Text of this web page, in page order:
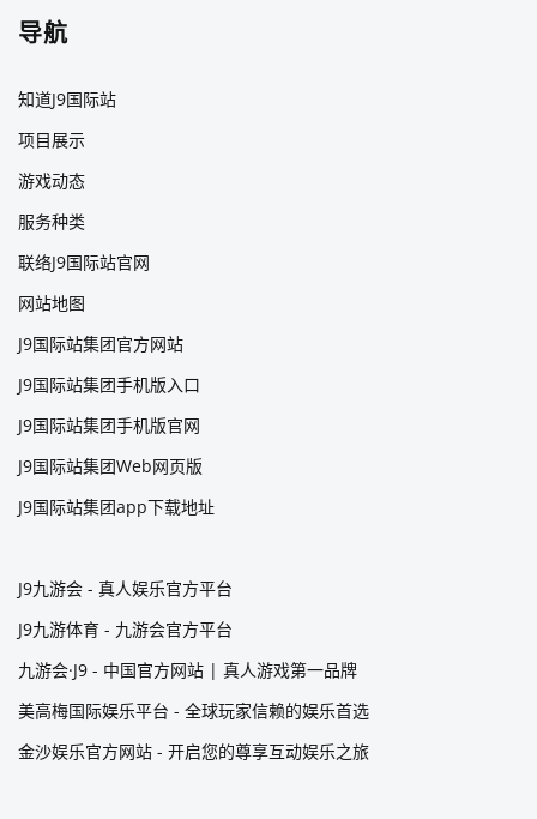
导航
知道J9国际站
项目展示
游戏动态
服务种类
联络J9国际站官网
网站地图
J9国际站集团官方网站
J9国际站集团手机版入口
J9国际站集团手机版官网
J9国际站集团Web网页版
J9国际站集团app下载地址
J9九游会 - 真人娱乐官方平台
J9九游体育 - 九游会官方平台
九游会·J9 - 中国官方网站 | 真人游戏第一品牌
美高梅国际娱乐平台 - 全球玩家信赖的娱乐首选
金沙娱乐官方网站 - 开启您的尊享互动娱乐之旅